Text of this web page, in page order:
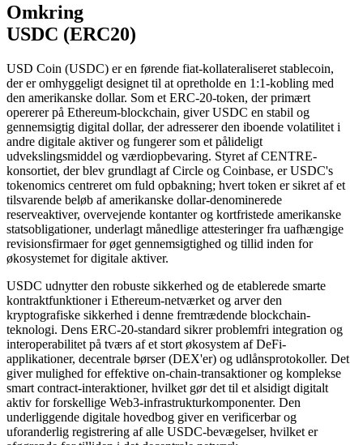
Omkring
USDC (ERC20)
USD Coin (USDC) er en førende fiat-kollateraliseret stablecoin,
der er omhyggeligt designet til at opretholde en 1:1-kobling med
den amerikanske dollar. Som et ERC-20-token, der primært
opererer på Ethereum-blockchain, giver USDC en stabil og
gennemsigtig digital dollar, der adresserer den iboende volatilitet i
andre digitale aktiver og fungerer som et pålideligt
udvekslingsmiddel og værdiopbevaring. Styret af CENTRE-
konsortiet, der blev grundlagt af Circle og Coinbase, er USDC's
tokenomics centreret om fuld opbakning; hvert token er sikret af et
tilsvarende beløb af amerikanske dollar-denominerede
reserveaktiver, overvejende kontanter og kortfristede amerikanske
statsobligationer, underlagt månedlige attesteringer fra uafhængige
revisionsfirmaer for øget gennemsigtighed og tillid inden for
økosystemet for digitale aktiver.
USDC udnytter den robuste sikkerhed og de etablerede smarte
kontraktfunktioner i Ethereum-netværket og arver den
kryptografiske sikkerhed i denne fremtrædende blockchain-
teknologi. Dens ERC-20-standard sikrer problemfri integration og
interoperabilitet på tværs af et stort økosystem af DeFi-
applikationer, decentrale børser (DEX'er) og udlånsprotokoller. Det
giver mulighed for effektive on-chain-transaktioner og komplekse
smart contract-interaktioner, hvilket gør det til et alsidigt digitalt
aktiv for forskellige Web3-infrastrukturkomponenter. Den
underliggende digitale hovedbog giver en verificerbar og
uforanderlig registrering af alle USDC-bevægelser, hvilket er